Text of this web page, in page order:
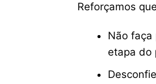
Reforçamos
Não faça
etapa do